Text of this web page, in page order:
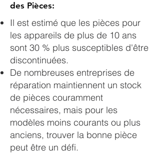
des Pièces:
Il est estimé que les pièces pour
les appareils de plus de 10 ans
sont 30 % plus susceptibles d'être
discontinuées​​.
De nombreuses entreprises de
réparation maintiennent un stock
de pièces couramment
nécessaires, mais pour les
modèles moins courants ou plus
anciens, trouver la bonne pièce
peut être un défi.